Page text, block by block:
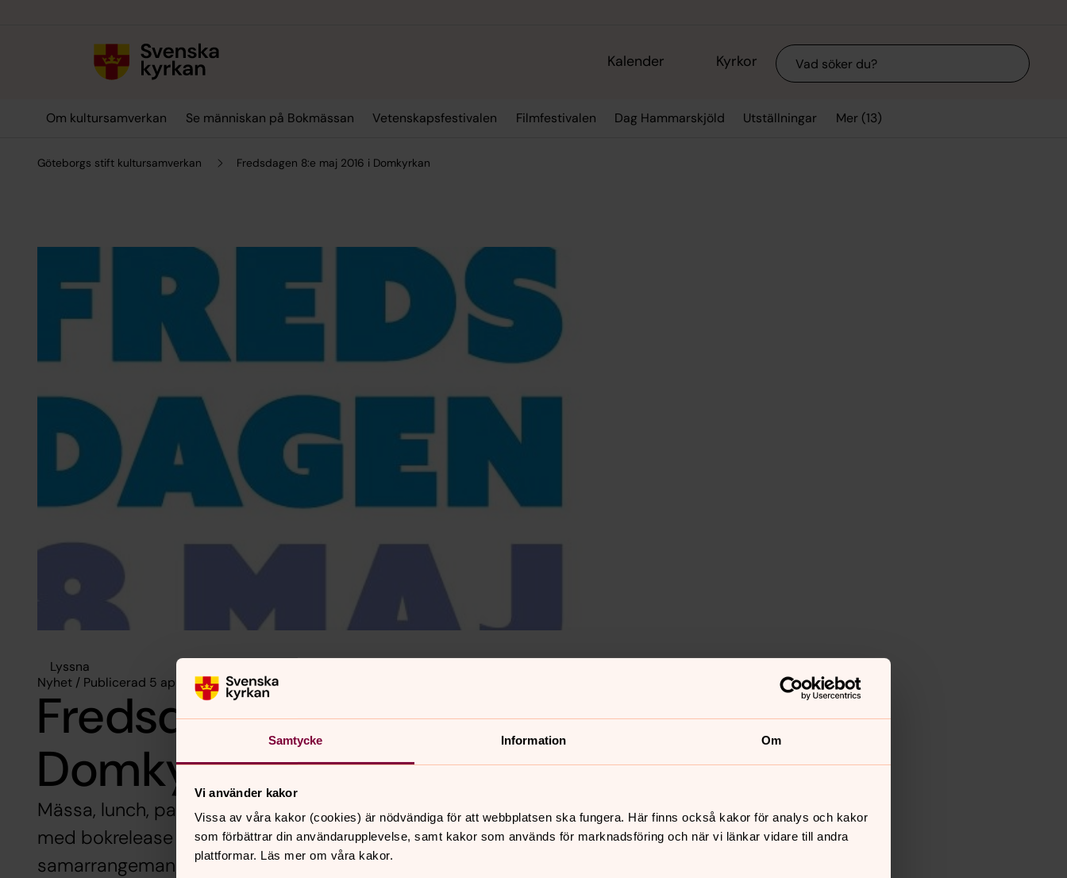
Samtycke Information Om
Vi använder kakor
Vissa av våra kakor (cookies) är nödvändiga för att webbplatsen ska fungera. Här finns också kakor för analys och kakor
som förbättrar din användarupplevelse, samt kakor som används för marknadsföring och när vi länkar vidare till andra
plattformar. Läs mer om våra kakor.
Kalender Kyrkor Sök
Om kultursamverkan Se människan på Bokmässan Vetenskapsfestivalen Filmfestivalen Dag Hammarskjöld Utställningar Mer (13)
Göteborgs stift kultursamverkan Fredsdagen 8:e maj 2016 i Domkyrkan
Lyssna
Nyhet / Publicerad 5 april 2016 / Ändrad 21 maj 2024
Fredsdagen 8:e maj 2016 i
Domkyrkan
Mässa, lunch, panelsamtal, konsert, teater, utställning och kaffe
med bokrelease för boken om Kultursamverkan. Ett
samarrangemang.